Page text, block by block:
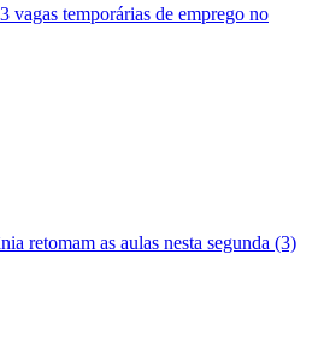
vagas temporárias de emprego no
retomam as aulas nesta segunda (3)